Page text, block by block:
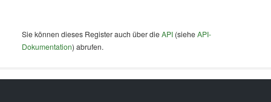
Sie können dieses Register auch über dieAPI (sieheAPI-
Dokumentation) abrufen.